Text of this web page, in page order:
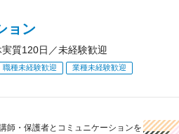
ョン
質120日／未経験歓迎
職種未経験歓迎 業種未経験歓迎
師・保護者とコミュニケーションを